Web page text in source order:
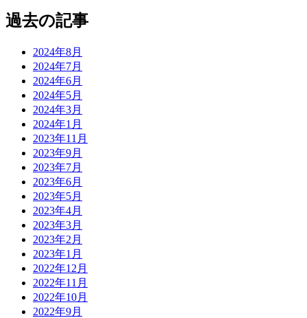
過去の記事
2024年8月
2024年7月
2024年6月
2024年5月
2024年3月
2024年1月
2023年11月
2023年9月
2023年7月
2023年6月
2023年5月
2023年4月
2023年3月
2023年2月
2023年1月
2022年12月
2022年11月
2022年10月
2022年9月